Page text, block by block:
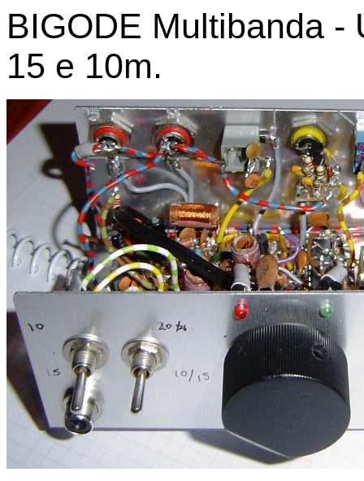
BIGODE Multibanda -
15 e 10m.